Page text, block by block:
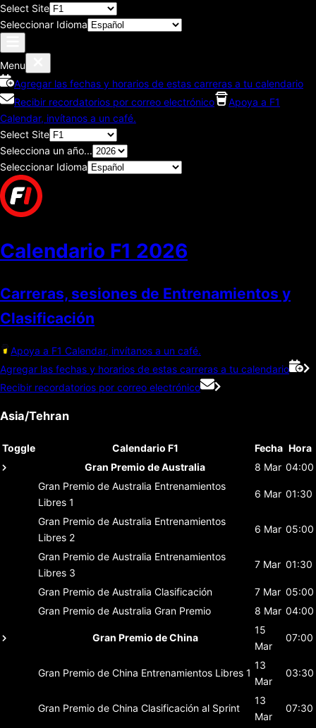
Select Site
Seleccionar Idioma
Menu
Agregar las fechas y horarios de estas carreras a tu calendario
Recibir recordatorios por correo electrónico
Apoya a F1
Calendar, invítanos a un café.
Select Site
Selecciona un año...
Seleccionar Idioma
Calendario F1 2026
Carreras, sesiones de Entrenamientos y
Clasificación
Apoya a F1 Calendar, invítanos a un café.
Agregar las fechas y horarios de estas carreras a tu calendario
Recibir recordatorios por correo electrónico
Asia/Tehran
Toggle Calendario F1 Fecha Hora
Gran Premio de Australia
8 Mar 04:00
Gran Premio de Australia Entrenamientos
Libres 1
6 Mar 01:30
Gran Premio de Australia Entrenamientos
Libres 2
6 Mar 05:00
Gran Premio de Australia Entrenamientos
Libres 3
7 Mar 01:30
Gran Premio de Australia Clasificación 7 Mar 05:00
Gran Premio de Australia Gran Premio 8 Mar 04:00
Gran Premio de China
15
Mar
07:00
Gran Premio de China Entrenamientos Libres 1
13
Mar
03:30
Gran Premio de China Clasificación al Sprint
13
Mar
07:30